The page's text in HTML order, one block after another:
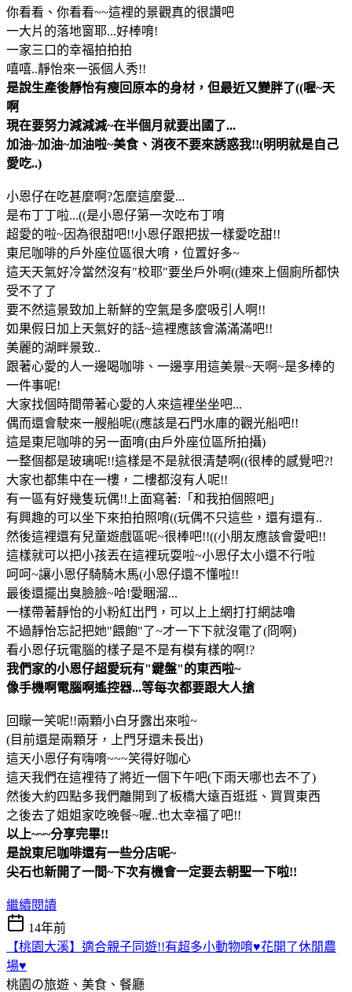
你看看、你看看~~這裡的景觀真的很讚吧
一大片的落地窗耶...好棒唷!
一家三口的幸福拍拍拍
嘻嘻..靜怡來一張個人秀!!
是說生產後靜怡有瘦回原本的身材，但最近又變胖了((喔~天
啊
現在要努力減減減~在半個月就要出國了...
加油~加油~加油啦~美食、消夜不要來誘惑我!!(明明就是自己
愛吃..)
小恩仔在吃甚麼啊?怎麼這麼愛...
是布丁丁啦...((是小恩仔第一次吃布丁唷
超愛的啦~因為很甜吧!!小恩仔跟把拔一樣愛吃甜!!
東尼咖啡的戶外座位區很大唷，位置好多~
這天天氣好冷當然沒有"校耶"要坐戶外啊((連來上個廁所都快
受不了了
要不然這景致加上新鮮的空氣是多麼吸引人啊!!
如果假日加上天氣好的話~這裡應該會滿滿滿吧!!
美麗的湖畔景致..
跟著心愛的人一邊喝咖啡、一邊享用這美景~天啊~是多棒的
一件事呢!
大家找個時間帶著心愛的人來這裡坐坐吧...
偶而還會駛來一艘船呢((應該是石門水庫的觀光船吧!!
這是東尼咖啡的另一面唷(由戶外座位區所拍攝)
一整個都是玻璃呢!!這樣是不是就很清楚啊((很棒的感覺吧?!
大家也都集中在一樓，二樓都沒有人呢!!
有一區有好幾隻玩偶!!上面寫著:「和我拍個照吧」
有興趣的可以坐下來拍拍照唷((玩偶不只這些，還有還有..
然後這裡還有兒童遊戲區呢~很棒吧!!((小朋友應該會愛吧!!
這樣就可以把小孩丟在這裡玩耍啦~小恩仔太小還不行啦
呵呵~讓小恩仔騎騎木馬(小恩仔還不懂啦!!
最後還擺出臭臉臉~哈!愛睏溜...
一樣帶著靜怡的小粉紅出門，可以上上網打打網誌嚕
不過靜怡忘記把她"餵飽"了~才一下下就沒電了(冏啊)
看小恩仔玩電腦的樣子是不是有模有樣的啊!?
我們家的小恩仔超愛玩有"鍵盤"的東西啦~
像手機啊電腦啊遙控器...等每次都要跟大人搶
回矇一笑呢!!兩顆小白牙露出來啦~
(目前還是兩顆牙，上門牙還未長出)
這天小恩仔有嗨唷~~~笑得好咖心
這天我們在這裡待了將近一個下午吧(下雨天哪也去不了)
然後大約四點多我們離開到了板橋大遠百逛逛、買買東西
之後去了姐姐家吃晚餐~喔..也太幸福了吧!!
以上~~~分享完畢!!
是說東尼咖啡還有一些分店呢~
尖石也新開了一間~下次有機會一定要去朝聖一下啦!!
繼續閱讀
14年前
【桃園大溪】適合親子同遊!!有超多小動物唷♥花開了休閒農
場♥
桃園の旅遊、美食、餐廳